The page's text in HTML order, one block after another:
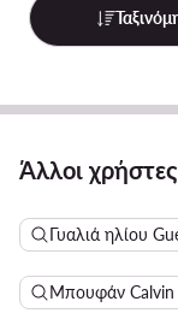
Άλλοι
Γυαλιά ηλίου
Μπουφάν Calvin